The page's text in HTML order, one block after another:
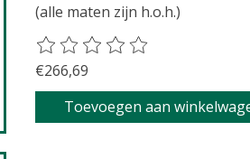
(alle maten zijn h.o.h.)
De beoordeling van dit
€266,69
Toevoegen aan